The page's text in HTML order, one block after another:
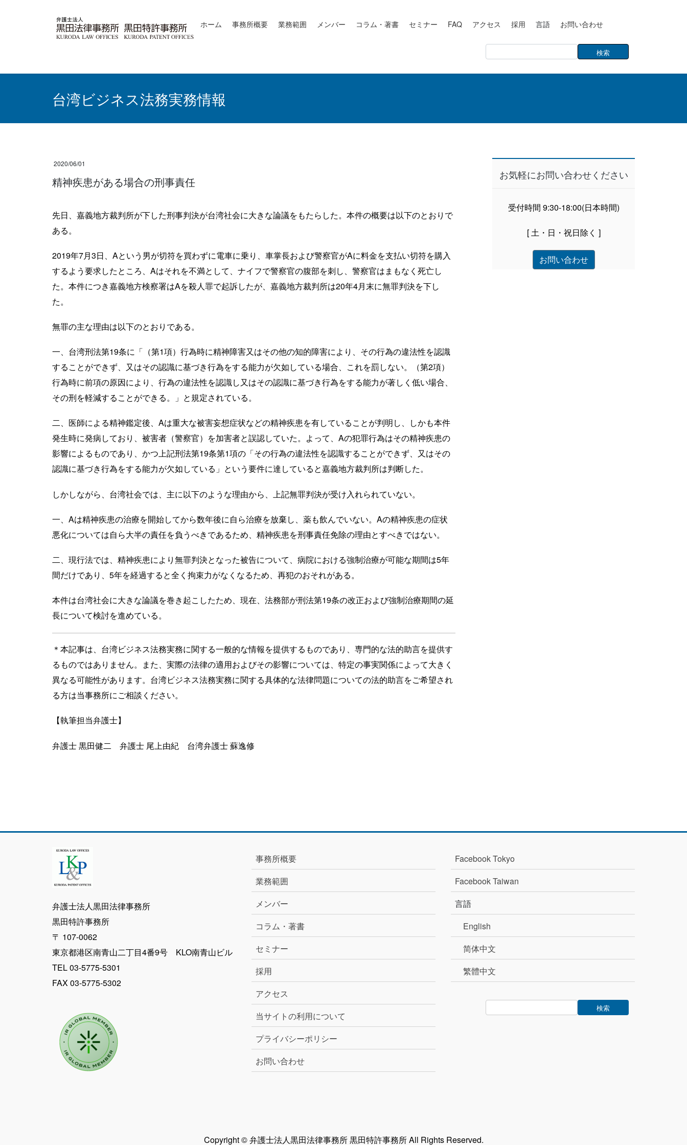
ホーム 事務所概要 業務範囲 メンバー コラム・著書 セミナー FAQ アクセス 採用 言語 お問い合わせ
台湾ビジネス法務実務情報
2020/06/01
精神疾患がある場合の刑事責任
先日、嘉義地方裁判所が下した刑事判決が台湾社会に大きな論議をもたらした。本件の概要は以下のとおりで
ある。
2019年7月3日、Aという男が切符を買わずに電車に乗り、車掌長および警察官がAに料金を支払い切符を購入
するよう要求したところ、Aはそれを不満として、ナイフで警察官の腹部を刺し、警察官はまもなく死亡し
た。本件につき嘉義地方検察署はAを殺人罪で起訴したが、嘉義地方裁判所は20年4月末に無罪判決を下し
た。
無罪の主な理由は以下のとおりである。
一、台湾刑法第19条に「（第1項）行為時に精神障害又はその他の知的障害により、その行為の違法性を認識
することができず、又はその認識に基づき行為をする能力が欠如している場合、これを罰しない。（第2項）
行為時に前項の原因により、行為の違法性を認識し又はその認識に基づき行為をする能力が著しく低い場合、
その刑を軽減することができる。」と規定されている。
二、医師による精神鑑定後、Aは重大な被害妄想症状などの精神疾患を有していることが判明し、しかも本件
発生時に発病しており、被害者（警察官）を加害者と誤認していた。よって、Aの犯罪行為はその精神疾患の
影響によるものであり、かつ上記刑法第19条第1項の「その行為の違法性を認識することができず、又はその
認識に基づき行為をする能力が欠如している」という要件に達していると嘉義地方裁判所は判断した。
しかしながら、台湾社会では、主に以下のような理由から、上記無罪判決が受け入れられていない。
一、Aは精神疾患の治療を開始してから数年後に自ら治療を放棄し、薬も飲んでいない。Aの精神疾患の症状
悪化については自ら大半の責任を負うべきであるため、精神疾患を刑事責任免除の理由とすべきではない。
二、現行法では、精神疾患により無罪判決となった被告について、病院における強制治療が可能な期間は5年
間だけであり、5年を経過すると全く拘束力がなくなるため、再犯のおそれがある。
本件は台湾社会に大きな論議を巻き起こしたため、現在、法務部が刑法第19条の改正および強制治療期間の延
長について検討を進めている。
＊本記事は、台湾ビジネス法務実務に関する一般的な情報を提供するものであり、専門的な法的助言を提供す
るものではありません。また、実際の法律の適用およびその影響については、特定の事実関係によって大きく
異なる可能性があります。台湾ビジネス法務実務に関する具体的な法律問題についての法的助言をご希望され
る方は当事務所にご相談ください。
【執筆担当弁護士】
弁護士 黒田健二 弁護士 尾上由紀 台湾弁護士 蘇逸修
お気軽にお問い合わせください
受付時間 9:30-18:00(日本時間)
[ 土・日・祝日除く ]
お問い合わせ
弁護士法人黒田法律事務所
黒田特許事務所
〒 107-0062
東京都港区南青山二丁目4番9号 KLO南青山ビル
TEL 03-5775-5301
FAX 03-5775-5302
事務所概要
業務範囲
メンバー
コラム・著書
セミナー
採用
アクセス
当サイトの利用について
プライバシーポリシー
お問い合わせ
Facebook Tokyo
Facebook Taiwan
言語
English
简体中文
繁體中文
Copyright © 弁護士法人黒田法律事務所 黒田特許事務所 All Rights Reserved.